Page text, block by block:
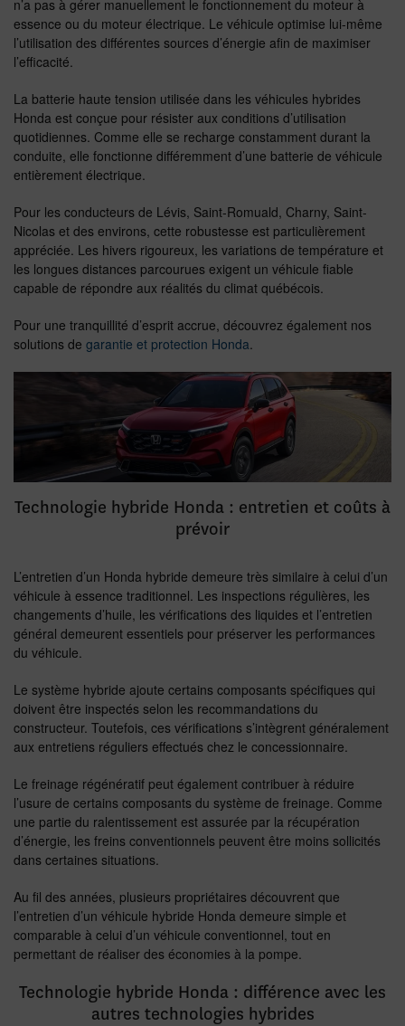
n’a pas à gérer manuellement le fonctionnement du moteur à
essence ou du moteur électrique. Le véhicule optimise lui-même
l’utilisation des différentes sources d’énergie afin de maximiser
l’efficacité.
La batterie haute tension utilisée dans les véhicules hybrides
Honda est conçue pour résister aux conditions d’utilisation
quotidiennes. Comme elle se recharge constamment durant la
conduite, elle fonctionne différemment d’une batterie de véhicule
entièrement électrique.
Pour les conducteurs de Lévis, Saint-Romuald, Charny, Saint-
Nicolas et des environs, cette robustesse est particulièrement
appréciée. Les hivers rigoureux, les variations de température et
les longues distances parcourues exigent un véhicule fiable
capable de répondre aux réalités du climat québécois.
Pour une tranquillité d’esprit accrue, découvrez également nos
solutions de garantie et protection Honda.
Technologie hybride Honda : entretien et coûts à
prévoir
L’entretien d’un Honda hybride demeure très similaire à celui d’un
véhicule à essence traditionnel. Les inspections régulières, les
changements d’huile, les vérifications des liquides et l’entretien
général demeurent essentiels pour préserver les performances
du véhicule.
Le système hybride ajoute certains composants spécifiques qui
doivent être inspectés selon les recommandations du
constructeur. Toutefois, ces vérifications s’intègrent généralement
aux entretiens réguliers effectués chez le concessionnaire.
Le freinage régénératif peut également contribuer à réduire
l’usure de certains composants du système de freinage. Comme
une partie du ralentissement est assurée par la récupération
d’énergie, les freins conventionnels peuvent être moins sollicités
dans certaines situations.
Au fil des années, plusieurs propriétaires découvrent que
l’entretien d’un véhicule hybride Honda demeure simple et
comparable à celui d’un véhicule conventionnel, tout en
permettant de réaliser des économies à la pompe.
Technologie hybride Honda : différence avec les
autres technologies hybrides